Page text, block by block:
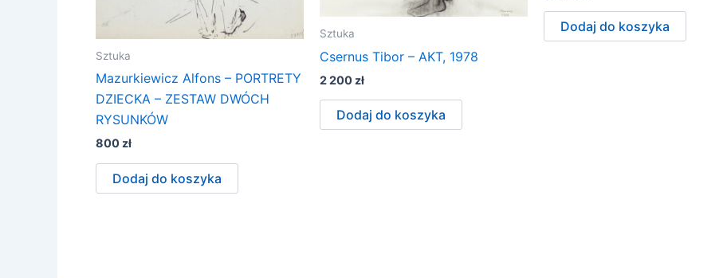
Sztuka
Mazurkiewicz Alfons – PORTRETY
DZIECKA – ZESTAW DWÓCH
RYSUNKÓW
800zł
Dodaj do koszyka
Sztuka
Csernus Tibor – AKT, 1978
2 200 zł
Dodaj do koszyka
Dodaj do koszyka